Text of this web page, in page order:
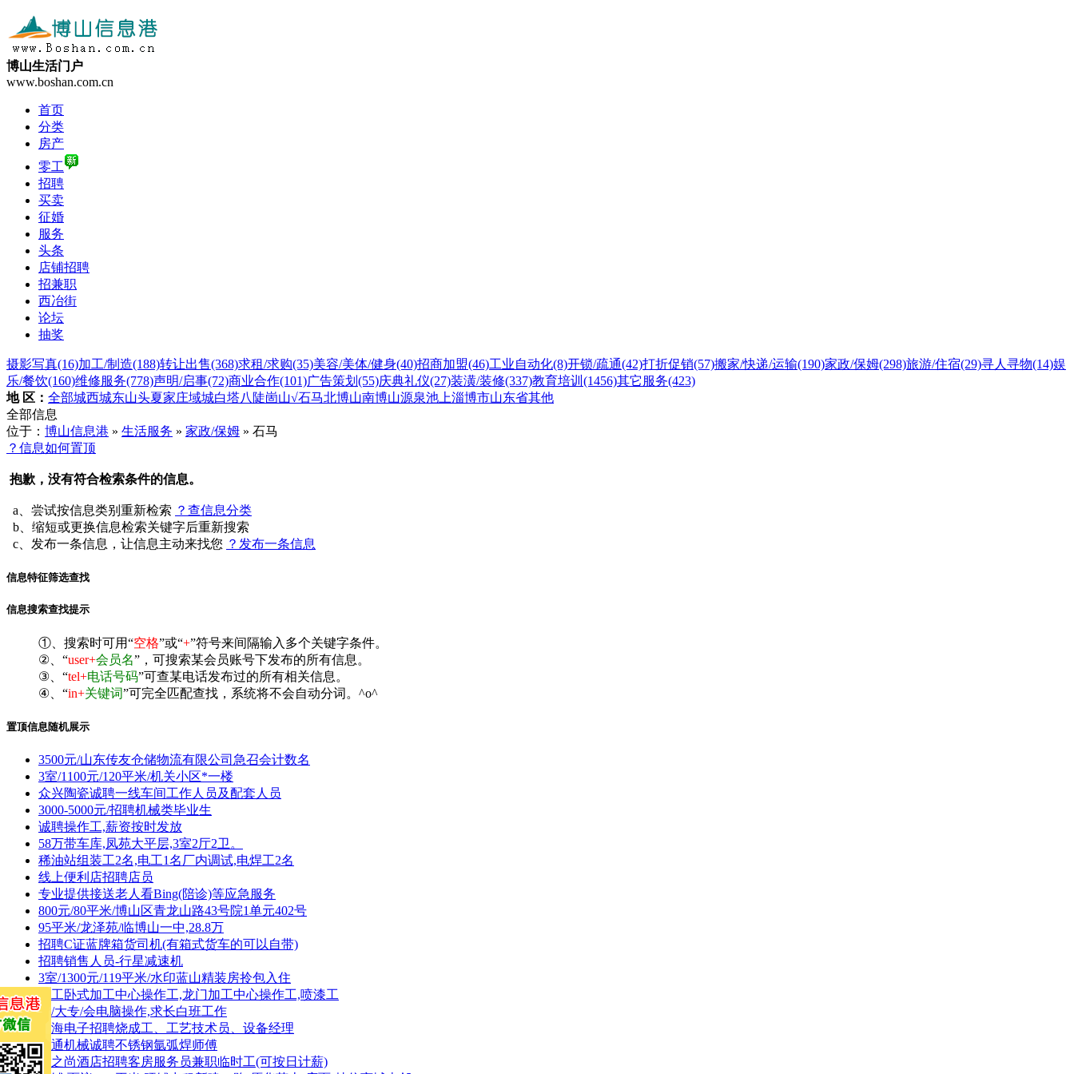
博山生活门户
www.boshan.com.cn
首页
分类
房产
零工
招聘
买卖
征婚
服务
头条
店铺招聘
招兼职
西冶街
论坛
抽奖
摄影写真(16)加工/制造(188)转让出售(368)求租/求购(35)美容/美体/健身(40)招商加盟(46)工业自动化(8)开锁/疏通(42)打折促销(57)搬家/快递/运输(190)家政/保姆(298)旅游/住宿(29)寻人寻物(14)娱
乐/餐饮(160)维修服务(778)声明/启事(72)商业合作(101)广告策划 (55)庆典礼仪(27)装潢/装修(337)教育培训 (1456)其它服务(423)
地 区： 全部城西城东山头夏家庄域城白塔八陡崮山√石马北博山南博山源泉池上淄博市山东省其他
全部信息
位于： 博山信息港 » 生活服务 » 家政/保姆 » 石马
？信息如何置顶
抱歉，没有符合检索条件的信息。
a、尝试按信息类别重新检索 ？查信息分类
b、缩短或更换信息检索关键字后重新搜索
c、发布一条信息，让信息主动来找您 ？发布一条信息
信息特征筛选查找
信息搜索查找提示
①、搜索时可用“空格”或“+”符号来间隔输入多个关键字条件。
②、“user+会员名”，可搜索某会员账号下发布的所有信息。
③、“tel+电话号码”可查某电话发布过的所有相关信息。
④、“in+关键词”可完全匹配查找，系统将不会自动分词。^o^
置顶信息随机展示
3500元/山东传友仓储物流有限公司急召会计数名
3室/1100元/120平米/机关小区*一楼
众兴陶瓷诚聘一线车间工作人员及配套人员
3000-5000元/招聘机械类毕业生
诚聘操作工,薪资按时发放
58万带车库,凤苑大平层,3室2厅2卫。
稀油站组装工2名,电工1名厂内调试,电焊工2名
线上便利店招聘店员
专业提供接送老人看Bing(陪诊)等应急服务
800元/80平米/博山区青龙山路43号院1单元402号
95平米/龙泽苑/临博山一中,28.8万
招聘C证蓝牌箱货司机(有箱式货车的可以自带)
招聘销售人员-行星减速机
3室/1300元/119平米/水印蓝山精装房拎包入住
招工卧式加工中心操作工,龙门加工中心操作工,喷漆工
女/大专/会电脑操作,求长白班工作
宇海电子招聘烧成工、工艺技术员、设备经理
鸿通机械诚聘不锈钢氩弧焊师傅
云之尚酒店招聘客房服务员兼职临时工(可按日计薪)